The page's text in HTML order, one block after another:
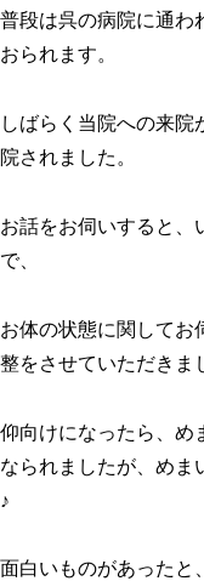
普段は呉の病院に通わ
おられます。
しばらく当院への来
院されました。
お話をお伺いすると、
で、
お体の状態に関してお
整をさせていただきま
仰向けになったら、め
なられましたが、めま
♪
面白いものがあったと